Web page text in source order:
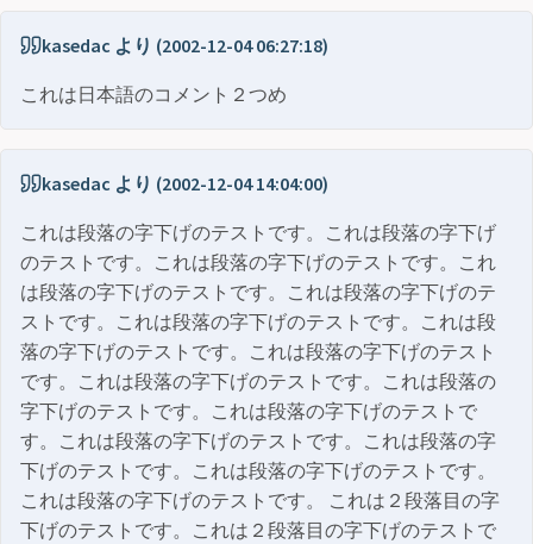
kasedac より (2002-12-04 06:27:18)
これは日本語のコメント２つめ
kasedac より (2002-12-04 14:04:00)
これは段落の字下げのテストです。これは段落の字下げ
のテストです。これは段落の字下げのテストです。これ
は段落の字下げのテストです。これは段落の字下げのテ
ストです。これは段落の字下げのテストです。これは段
落の字下げのテストです。これは段落の字下げのテスト
です。これは段落の字下げのテストです。これは段落の
字下げのテストです。これは段落の字下げのテストで
す。これは段落の字下げのテストです。これは段落の字
下げのテストです。これは段落の字下げのテストです。
これは段落の字下げのテストです。 これは２段落目の字
下げのテストです。これは２段落目の字下げのテストで